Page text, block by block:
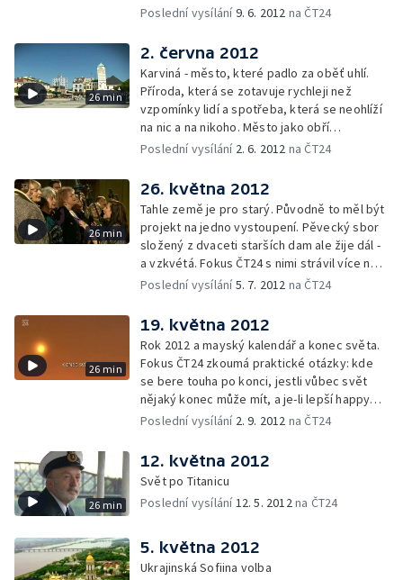
kteří se sdružují, aby se vymanili?
Poslední vysílání9. 6. 2012 na ČT24
26 min
2. června 2012
Karviná - město, které padlo za oběť uhlí.
Příroda, která se zotavuje rychleji než
vzpomínky lidí a spotřeba, která se neohlíží
na nic a na nikoho. Město jako obří
ekologická a sociální laboratoř.
Poslední vysílání 2. 6. 2012 na ČT24
26 min
26. května 2012
Tahle země je pro starý. Původně to měl být
projekt na jedno vystoupení. Pěvecký sbor
složený z dvaceti starších dam ale žije dál -
a vzkvétá. Fokus ČT24 s nimi strávil více než
rok.
Poslední vysílání5. 7. 2012 na ČT24
26 min
19. května 2012
Rok 2012 a mayský kalendář a konec světa.
Fokus ČT24 zkoumá praktické otázky: kde
se bere touha po konci, jestli vůbec svět
nějaký konec může mít, a je-li lepší happy
end nebo klasická tragédie?
Poslední vysílání 2. 9. 2012 na ČT24
26 min
12. května 2012
Svět po Titanicu
Poslední vysílání12. 5. 2012na ČT24
5. května 2012
Ukrajinská Sofiina volba